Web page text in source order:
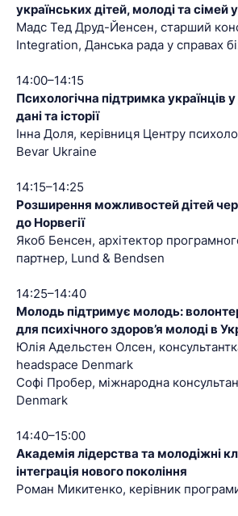
українських дітей, молоді та сімей
Мадс Тед Друд-Йенсен, старший
Integration, Данська рада у справах
14:00–14:15
Психологічна підтримка українців у
дані та історії
Інна Доля, керівниця Центру
Bevar Ukraine
14:15–14:25
Розширення можливостей дітей
до Норвегії
Якоб Бенсен, архітектор
партнер, Lund & Bendsen
14:25–14:40
Молодь підтримує молодь:
для психічного здоров’я молоді в
Юлія Адельстен Олсен,
headspace Denmark
Софі Пробер, міжнародна
Denmark
14:40–15:00
Академія лідерства та молодіжні
інтеграція нового покоління
Роман Микитенко, керівник